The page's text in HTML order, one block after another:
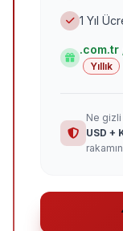
1 Yıl
.com.tr
Yıllık
Ne gizli
USD +